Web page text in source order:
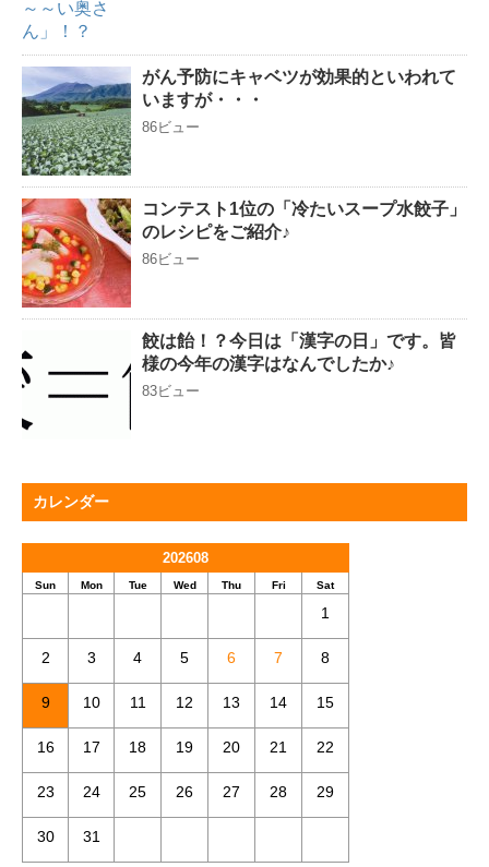
がん予防にキャベツが効果的といわれて
いますが・・・
86ビュー
コンテスト1位の「冷たいスープ水餃子」
のレシピをご紹介♪
86ビュー
餃は飴！？今日は「漢字の日」です。皆
様の今年の漢字はなんでしたか♪
83ビュー
カレンダー
202608
Sun Mon Tue Wed Thu Fri Sat
1
2 3 4 5 6 7 8
9 10 11 12 13 14 15
16 17 18 19 20 21 22
23 24 25 26 27 28 29
30 31